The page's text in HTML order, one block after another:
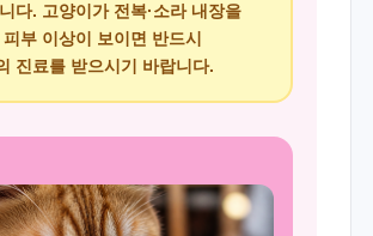
다. 고양이가 전복·소라 내장을
부 이상이 보이면 반드시
진료를 받으시기 바랍니다.